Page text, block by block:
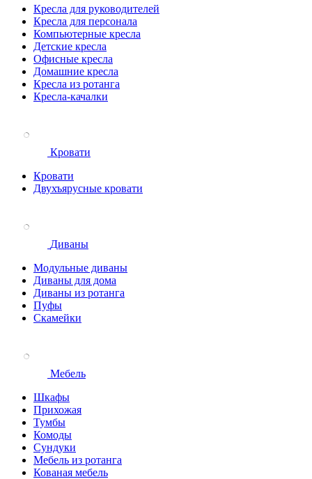
Кресла для руководителей
Кресла для персонала
Компьютерные кресла
Детские кресла
Офисные кресла
Домашние кресла
Кресла из ротанга
Кресла-качалки
Кровати
Кровати
Двухъярусные кровати
Диваны
Модульные диваны
Диваны для дома
Диваны из ротанга
Пуфы
Скамейки
Мебель
Шкафы
Прихожая
Тумбы
Комоды
Сундуки
Мебель из ротанга
Кованая мебель